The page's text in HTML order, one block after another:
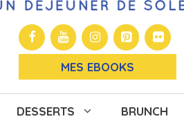
MES EBOOKS
DESSERTS BRUNCH